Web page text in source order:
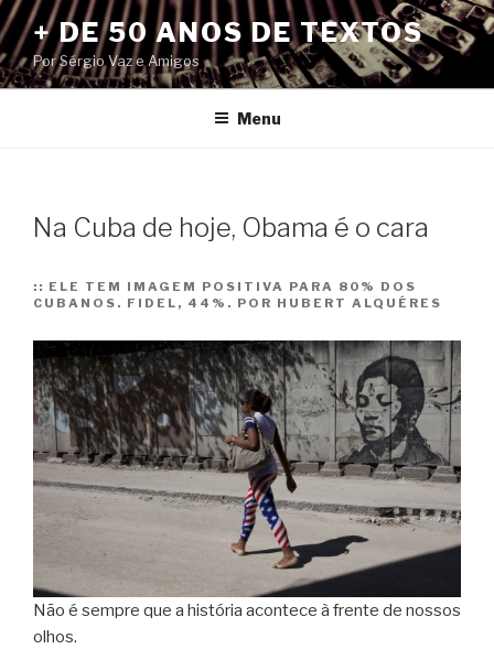
Pular
para
o
conteúdo
+ DE 50 ANOS DE TEXTOS
Por Sérgio Vaz e Amigos
Menu
Na Cuba de hoje, Obama é o cara
:: ELE TEM IMAGEM POSITIVA PARA 80% DOS
CUBANOS. FIDEL, 44%. POR HUBERT ALQUÉRES
Não é sempre que a história acontece à frente de nossos
olhos.